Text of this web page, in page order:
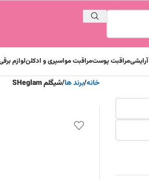
آرایشیمراقبت پوستمراقبت مواسپری و ادکلنلوازم
خانه برند ها شیگلم SHeglam